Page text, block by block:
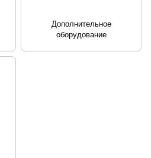
Дополнительное
оборудование